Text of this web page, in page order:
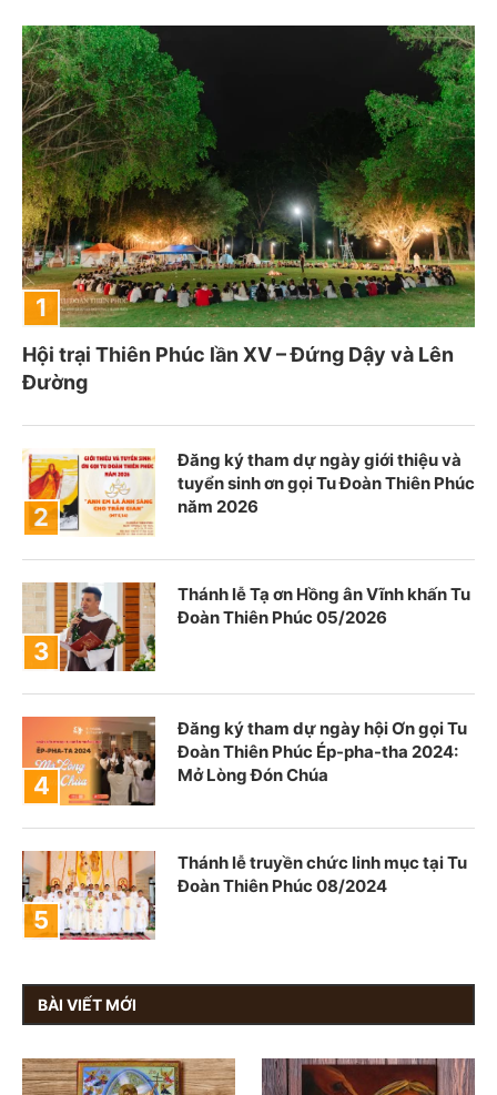
Hội trại Thiên Phúc lần XV – Đứng Dậy và Lên
Đường
Đăng ký tham dự ngày giới thiệu và
tuyển sinh ơn gọi Tu Đoàn Thiên Phúc
năm 2026
Thánh lễ Tạ ơn Hồng ân Vĩnh khấn Tu
Đoàn Thiên Phúc 05/2026
Đăng ký tham dự ngày hội Ơn gọi Tu
Đoàn Thiên Phúc Ép-pha-tha 2024:
Mở Lòng Đón Chúa
Thánh lễ truyền chức linh mục tại Tu
Đoàn Thiên Phúc 08/2024
BÀI VIẾT MỚI